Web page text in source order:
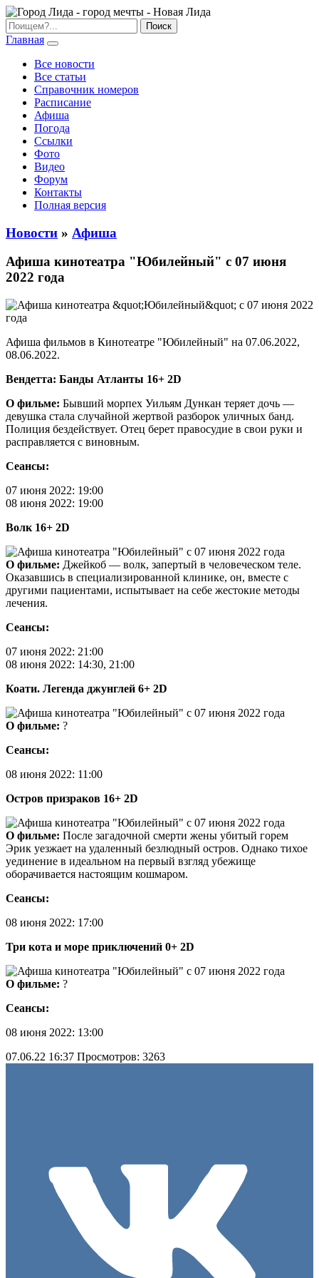
Главная
Все новости
Все статьи
Справочник номеров
Расписание
Афиша
Погода
Ссылки
Фото
Видео
Форум
Контакты
Полная версия
Новости » Афиша
Афиша кинотеатра "Юбилейный" c 07 июня
2022 года
Афиша фильмов в Кинотеатре "Юбилейный" на 07.06.2022,
08.06.2022.
Вендетта: Банды Атланты 16+ 2D
О фильме: Бывший морпех Уильям Дункан теряет дочь —
девушка стала случайной жертвой разборок уличных банд.
Полиция бездействует. Отец берет правосудие в свои руки и
расправляется с виновным.
Сеансы:
07 июня 2022: 19:00
08 июня 2022: 19:00
Волк 16+ 2D
О фильме: Джейкоб — волк, запертый в человеческом теле.
Оказавшись в специализированной клинике, он, вместе с
другими пациентами, испытывает на себе жестокие методы
лечения.
Сеансы:
07 июня 2022: 21:00
08 июня 2022: 14:30, 21:00
Коати. Легенда джунглей 6+ 2D
О фильме: ?
Сеансы:
08 июня 2022: 11:00
Остров призраков 16+ 2D
О фильме: После загадочной смерти жены убитый горем
Эрик уезжает на удаленный безлюдный остров. Однако тихое
уединение в идеальном на первый взгляд убежище
оборачивается настоящим кошмаром.
Сеансы:
08 июня 2022: 17:00
Три кота и море приключений 0+ 2D
О фильме: ?
Сеансы:
08 июня 2022: 13:00
07.06.22 16:37 Просмотров: 3263